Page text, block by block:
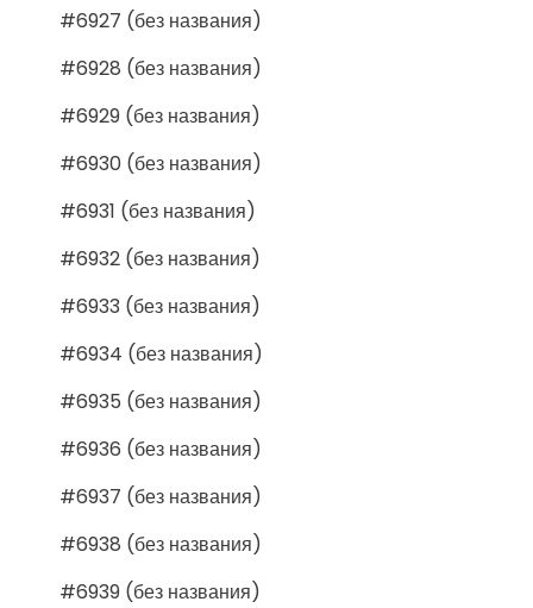
#6927 (без названия)
#6928 (без названия)
#6929 (без названия)
#6930 (без названия)
#6931 (без названия)
#6932 (без названия)
#6933 (без названия)
#6934 (без названия)
#6935 (без названия)
#6936 (без названия)
#6937 (без названия)
#6938 (без названия)
#6939 (без названия)